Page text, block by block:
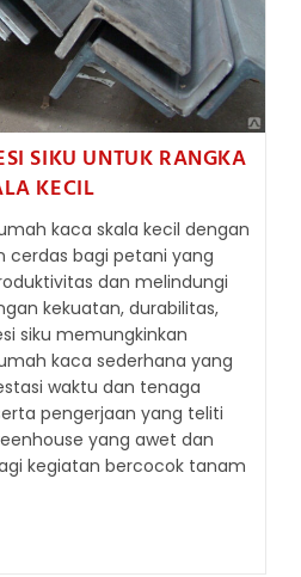
SIKU UNTUK RANGKA
KECIL
kaca skala kecil dengan
cerdas bagi petani yang
dan melindungi
kekuatan, durabilitas,
siku memungkinkan
kaca sederhana yang
waktu dan tenaga
pengerjaan yang teliti
yang awet dan
kegiatan bercocok tanam